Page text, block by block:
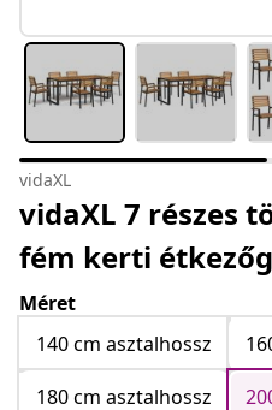
vidaXL
vidaXL 7 részes
fém kerti
Méret
140 cm asztalhossz
180 cm asztalhossz